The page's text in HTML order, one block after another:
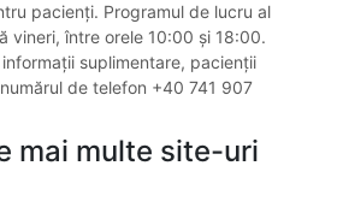
pacienți. Programul de lucru al
vineri, între orele 10:00 și 18:00.
suplimentare, pacienții
de telefon +40 741 907
mai multe site-uri